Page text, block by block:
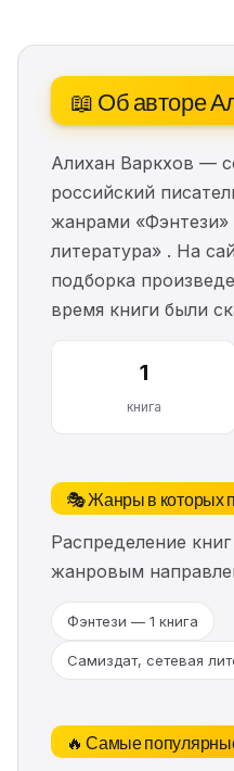
📖 Об авторе
Алихан Варкхов —
российский
жанрами «Фэнтези»
литература» . На
подборка
время книги были
1
книга
🎭 Жанры в которых
Распределение
жанровым
Фэнтези — 1 книга
Самиздат, сетевая
🔥 Самые